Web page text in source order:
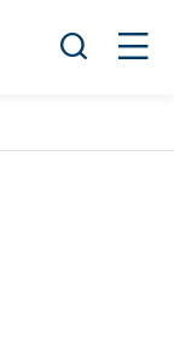
Öppna